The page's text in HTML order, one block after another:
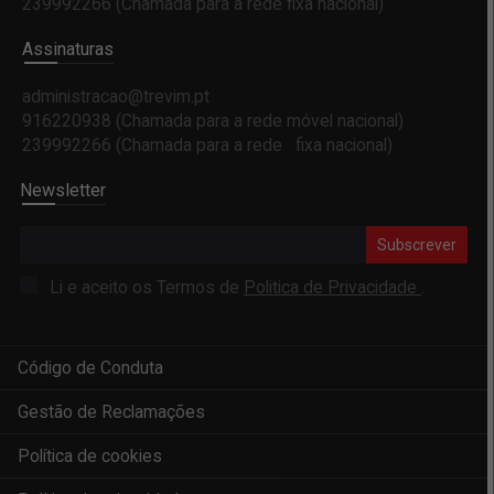
239992266 (Chamada para a rede fixa nacional)
Assinaturas
administracao@trevim.pt
916220938 (Chamada para a rede móvel nacional)
239992266 (Chamada para a rede fixa nacional)
Newsletter
Subscrever
Li e aceito os Termos de Politica de Privacidade .
Código de Conduta
Gestão de Reclamações
Política de cookies